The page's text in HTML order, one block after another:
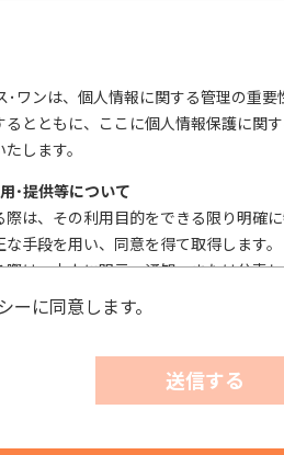
･ワンは、個人情報に関する管理の重
るとともに、ここに個人情報保護に関
します。
･提供等について
は、その利用目的をできる限り明確
手段を用い、同意を得て取得します。
は、本人に明示、通知、または公表
なわないための措置を講じます。
への不正アクセス、個人情報の漏洩
ーに同意します。
送信する